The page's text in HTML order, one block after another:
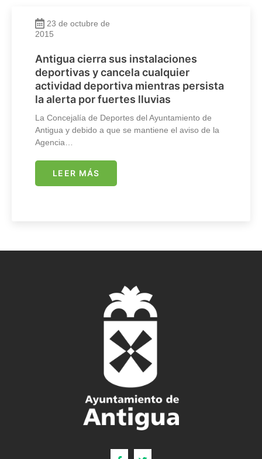
23 de octubre de
2015
Antigua cierra sus instalaciones
deportivas y cancela cualquier
actividad deportiva mientras persista
la alerta por fuertes lluvias
La Concejalía de Deportes del Ayuntamiento de
Antigua y debido a que se mantiene el aviso de la
Agencia…
LEER MÁS